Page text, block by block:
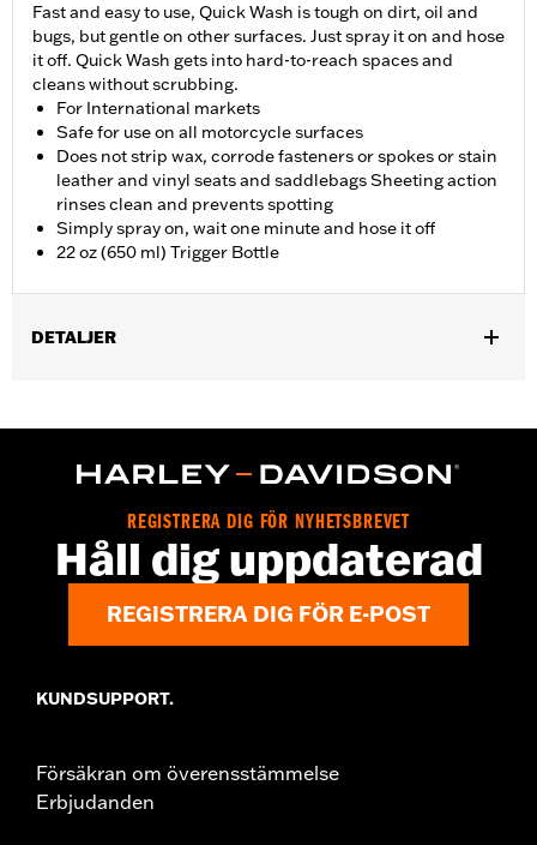
Fast and easy to use, Quick Wash is tough on dirt, oil and
bugs, but gentle on other surfaces. Just spray it on and hose
it off. Quick Wash gets into hard-to-reach spaces and
cleans without scrubbing.
For International markets
Safe for use on all motorcycle surfaces
Does not strip wax, corrode fasteners or spokes or stain
leather and vinyl seats and saddlebags Sheeting action
rinses clean and prevents spotting
Simply spray on, wait one minute and hose it off
22 oz (650 ml) Trigger Bottle
DETALJER
In the Box: 22-fl oz (650 ml) Bottle
REGISTRERA DIG FÖR NYHETSBREVET
Håll dig uppdaterad
REGISTRERA DIG FÖR E-POST
KUNDSUPPORT.
Försäkran om överensstämmelse
Erbjudanden